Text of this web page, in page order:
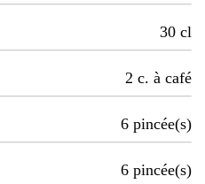
30 cl
2 c. à café
6 pincée(s)
6 pincée(s)